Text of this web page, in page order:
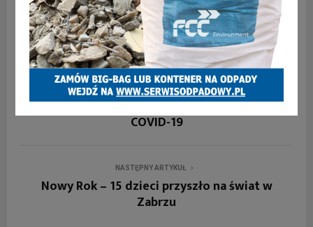
0
WCZEŚNIEJSZY ARTYKUŁ
Korzyści dla tych, którzy zaszczepią się na
COVID-19
NASTĘPNY ARTYKUŁ
Nowy Rok – 15 dzieci przyszło na świat w
Zabrzu